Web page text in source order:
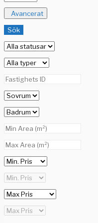
Avancerat
Sök